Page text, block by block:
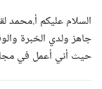
السلام عليكم أ.محمد
جاهز ولدي الخبرة
حيث أني أعمل في